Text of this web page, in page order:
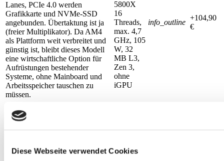
Diese Webseite verwendet Cookies
Lanes, PCIe 4.0 werden
Grafikkarte und NVMe-SSD
angebunden. Übertaktung ist ja
(freier Multiplikator). Da AM4
als Plattform weit verbreitet und
günstig ist, bleibt dieses Modell
eine wirtschaftliche Option für
Aufrüstungen bestehender
Systeme, ohne Mainboard und
Arbeitsspeicher tauschen zu
müssen.
Technische Details
Produkttyp : Desktop-Prozessor
Serie : AMD Ryzen 7 5000
5800X
16
Threads,
max. 4,7
GHz, 105
W, 32
MB L3,
Zen 3,
ohne
iGPU
info_outline
+104,90
€